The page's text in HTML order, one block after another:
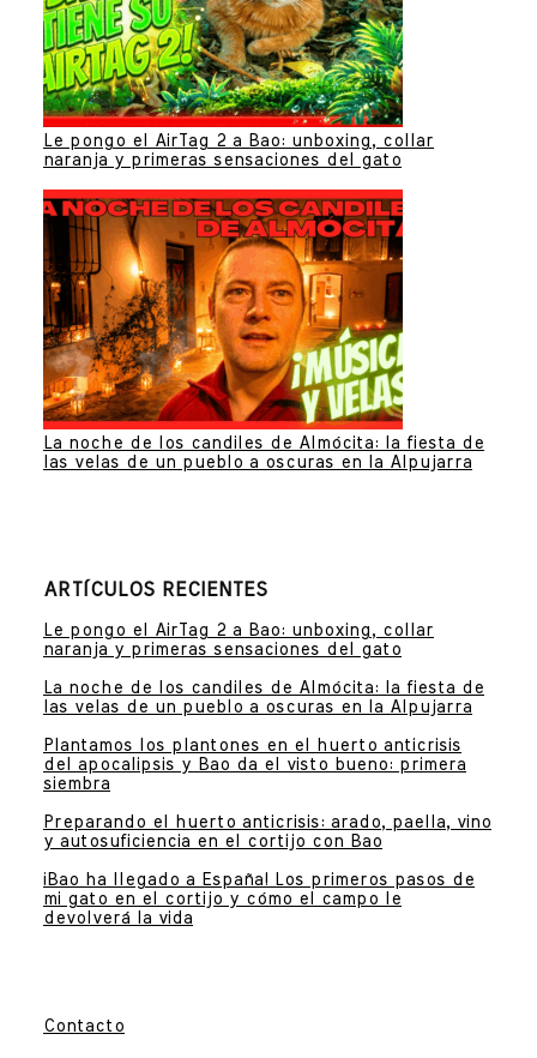
Le pongo el AirTag 2 a Bao: unboxing, collar
naranja y primeras sensaciones del gato
La noche de los candiles de Almócita: la fiesta de
las velas de un pueblo a oscuras en la Alpujarra
ARTÍCULOS RECIENTES
Le pongo el AirTag 2 a Bao: unboxing, collar
naranja y primeras sensaciones del gato
La noche de los candiles de Almócita: la fiesta de
las velas de un pueblo a oscuras en la Alpujarra
Plantamos los plantones en el huerto anticrisis
del apocalipsis y Bao da el visto bueno: primera
siembra
Preparando el huerto anticrisis: arado, paella, vino
y autosuficiencia en el cortijo con Bao
¡Bao ha llegado a España! Los primeros pasos de
mi gato en el cortijo y cómo el campo le
devolverá la vida
Contacto